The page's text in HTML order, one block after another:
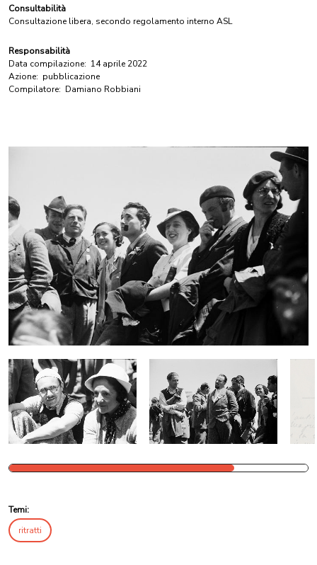
Consultabilità
Consultazione libera, secondo regolamento interno ASL
Responsabilità
Data compilazione: 14 aprile 2022
Azione: pubblicazione
Compilatore: Damiano Robbiani
Temi:
ritratti